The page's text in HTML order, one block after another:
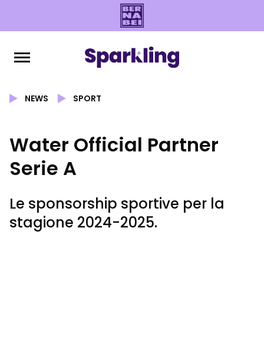
NEWS SPORT
Water Official Partner
Serie A
Le sponsorship sportive per la
stagione 2024-2025.